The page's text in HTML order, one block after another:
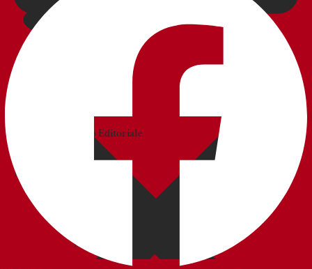
Commerciale
Catalogo Editoriale